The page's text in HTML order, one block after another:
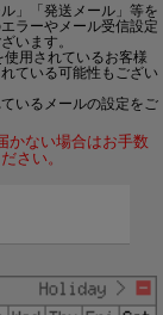
」「発送メール」等を
ラーやメール受信設定
います。
用されているお客様
ている可能性もござい
いるメールの設定をご
かない場合はお手数
さい。